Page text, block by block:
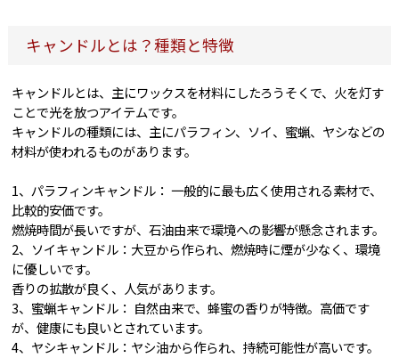
キャンドルとは？種類と特徴
キャンドルとは、主にワックスを材料にしたろうそくで、火を灯す
ことで光を放つアイテムです。
キャンドルの種類には、主にパラフィン、ソイ、蜜蝋、ヤシなどの
材料が使われるものがあります。
1、パラフィンキャンドル： 一般的に最も広く使用される素材で、
比較的安価です。
燃焼時間が長いですが、石油由来で環境への影響が懸念されます。
2、ソイキャンドル：大豆から作られ、燃焼時に煙が少なく、環境
に優しいです。
香りの拡散が良く、人気があります。
3、蜜蝋キャンドル： 自然由来で、蜂蜜の香りが特徴。高価です
が、健康にも良いとされています。
4、ヤシキャンドル：ヤシ油から作られ、持続可能性が高いです。